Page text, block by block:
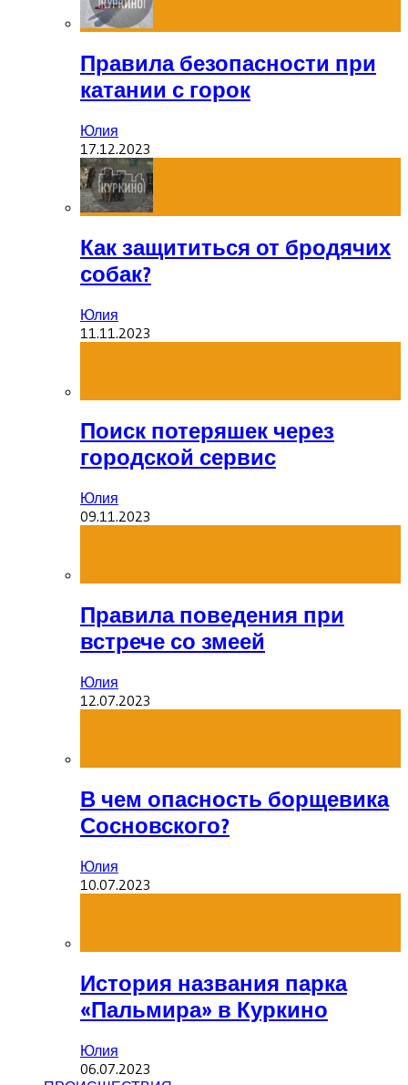
Правила безопасности при
катании с горок
Юлия
17.12.2023
Как защититься от бродячих
собак?
Юлия
11.11.2023
Поиск потеряшек через
городской сервис
Юлия
09.11.2023
Правила поведения при
встрече со змеей
Юлия
12.07.2023
В чем опасность борщевика
Сосновского?
Юлия
10.07.2023
История названия парка
«Пальмира» в Куркино
Юлия
06.07.2023